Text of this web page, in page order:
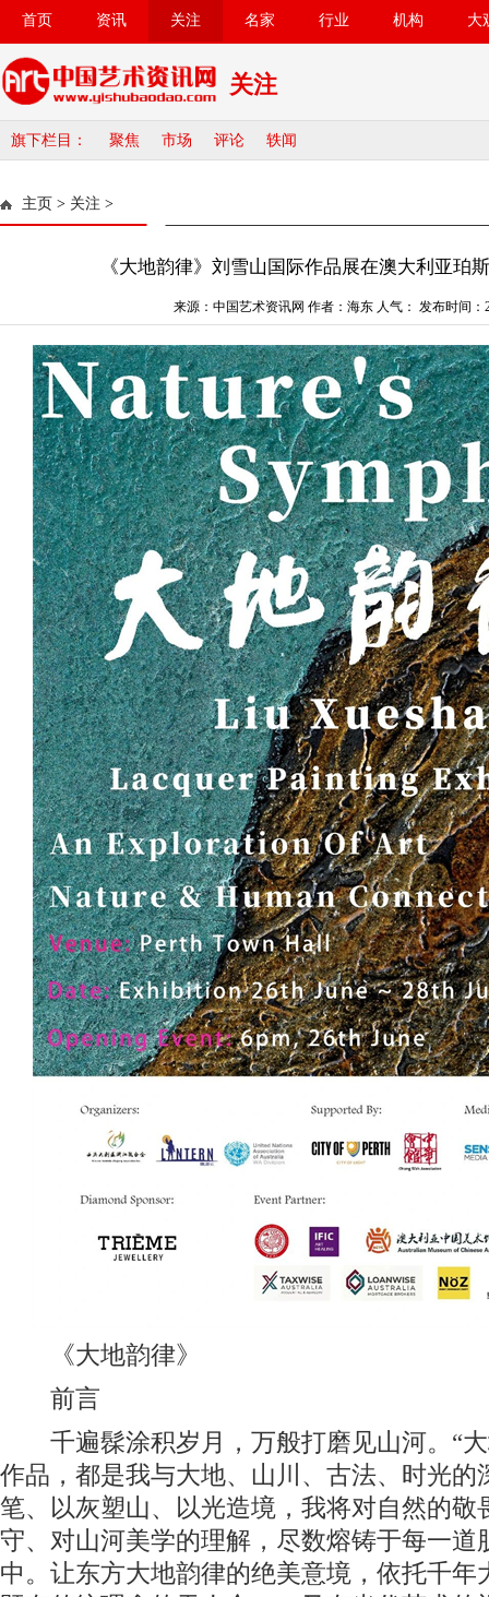
首页 资讯 关注 名家 行业 机构 大
关注
旗下栏目： 聚焦 市场 评论 轶闻
主页 > 关注 >
《大地韵律》刘雪山国际作品展在澳大利亚珀
来源：中国艺术资讯网 作者：海东 人气： 发布时间：
《大地韵律》
前言
千遍髹涂积岁月，万般打磨见山河。“大
作品，都是我与大地、山川、古法、时光的
笔、以灰塑山、以光造境，我将对自然的敬
守、对山河美学的理解，尽数熔铸于每一道
中。让东方大地韵律的绝美意境，依托千年